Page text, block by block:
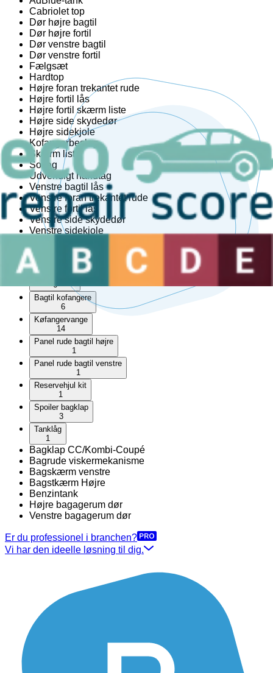
Cabriolet top
Dør højre bagtil
Dør højre fortil
Dør venstre bagtil
Dør venstre fortil
Fælgsæt
Hardtop
Højre foran trekantet rude
Højre fortil lås
Højre fortil skærm liste
Højre side skydedør
Højre sidekjole
Kofangerbeslag
Skærm liste
Soltag
Udvendigt håndtag
Venstre bagtil lås
Venstre foran trekantet rude
Venstre fortil lås
Venstre side skydedør
Venstre sidekjole
Bagagerumshåndtag
Bagklap lås
6
Bagtil kofangere
6
Køfangervange
14
Panel rude bagtil højre
1
Panel rude bagtil venstre
1
Reservehjul kit
1
Spoiler bagklap
3
Tanklåg
1
Bagklap CC/Kombi-Coupé
Bagrude viskermekanisme
Bagskærm venstre
Bagstkærm Højre
Benzintank
Højre bagagerum dør
Venstre bagagerum dør
Er du professionel i branchen?
Vi har den ideelle løsning til dig.